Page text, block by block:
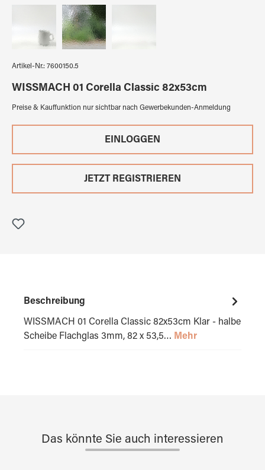
Artikel-Nr.: 7600150.5
WISSMACH 01 Corella Classic 82x53cm
Preise & Kauffunktion nur sichtbar nach Gewerbekunden-Anmeldung
EINLOGGEN
JETZT REGISTRIEREN
Beschreibung
WISSMACH 01 Corella Classic 82x53cm Klar - halbe
Scheibe Flachglas 3mm, 82 x 53,5… Mehr
Das könnte Sie auch interessieren